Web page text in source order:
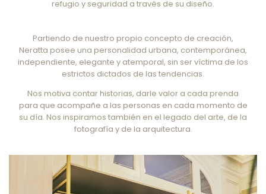
refugio y seguridad a través de su diseño.
Partiendo de nuestro propio concepto de creación,
Neratta posee una personalidad urbana, contemporánea,
independiente, elegante y atemporal, sin ser víctima de los
estrictos dictados de las tendencias.
Nos motiva contar historias, darle valor a cada prenda
para que acompañe a las personas en cada momento de
su día. Nos inspiramos también en el legado del arte, de la
fotografía y de la arquitectura.